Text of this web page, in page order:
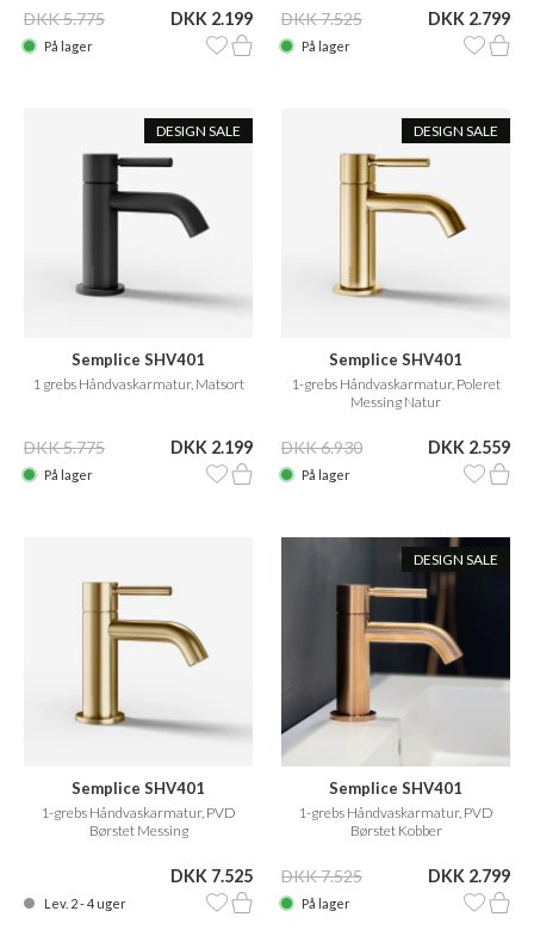
DKK 5.775 DKK 2.199
På lager
DKK 7.525 DKK 2.799
På lager
DESIGN SALE
Semplice SHV401
1 grebs Håndvaskarmatur, Matsort
DKK 5.775 DKK 2.199
På lager
DESIGN SALE
Semplice SHV401
1-grebs Håndvaskarmatur, Poleret
Messing Natur
DKK 6.930 DKK 2.559
På lager
Semplice SHV401
1-grebs Håndvaskarmatur, PVD
Børstet Messing
DKK 7.525
Lev. 2 - 4 uger
DESIGN SALE
Semplice SHV401
1-grebs Håndvaskarmatur, PVD
Børstet Kobber
DKK 7.525 DKK 2.799
På lager